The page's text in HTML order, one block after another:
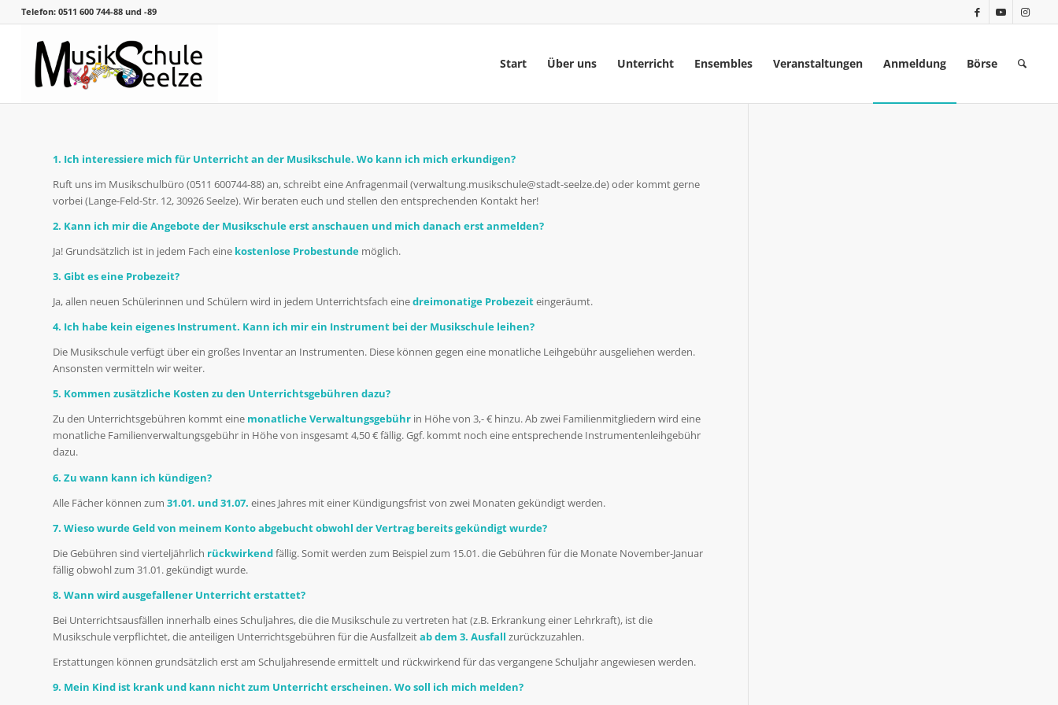
Telefon: 0511 600 744-88 und -89
Start Über uns Unterricht Ensembles Veranstaltungen Anmeldung Börse
1. Ich interessiere mich für Unterricht an der Musikschule. Wo kann ich mich erkundigen?
Ruft uns im Musikschulbüro (0511 600744-88) an, schreibt eine Anfragenmail (verwaltung.musikschule@stadt-seelze.de) oder kommt gerne
vorbei (Lange-Feld-Str. 12, 30926 Seelze). Wir beraten euch und stellen den entsprechenden Kontakt her!
2. Kann ich mir die Angebote der Musikschule erst anschauen und mich danach erst anmelden?
Ja! Grundsätzlich ist in jedem Fach eine kostenlose Probestunde möglich.
3. Gibt es eine Probezeit?
Ja, allen neuen Schülerinnen und Schülern wird in jedem Unterrichtsfach einedreimonatige Probezeiteingeräumt.
4. Ich habe kein eigenes Instrument. Kann ich mir ein Instrument bei der Musikschule leihen?
Die Musikschule verfügt über ein großes Inventar an Instrumenten. Diese können gegen eine monatliche Leihgebühr ausgeliehen werden.
Ansonsten vermitteln wir weiter.
5. Kommen zusätzliche Kosten zu den Unterrichtsgebühren dazu?
Zu den Unterrichtsgebühren kommt eine monatliche Verwaltungsgebühr in Höhe von 3,- € hinzu. Ab zwei Familienmitgliedern wird eine
monatliche Familienverwaltungsgebühr in Höhe von insgesamt 4,50 € fällig. Ggf. kommt noch eine entsprechende Instrumentenleihgebühr
dazu.
6. Zu wann kann ich kündigen?
Alle Fächer können zum 31.01. und 31.07. eines Jahres mit einer Kündigungsfrist von zwei Monaten gekündigt werden.
7. Wieso wurde Geld von meinem Konto abgebucht obwohl der Vertrag bereits gekündigt wurde?
Die Gebühren sind vierteljährlich rückwirkendfällig. Somit werden zum Beispiel zum 15.01. die Gebühren für die Monate November-Januar
fällig obwohl zum 31.01. gekündigt wurde.
8. Wann wird ausgefallener Unterricht erstattet?
Bei Unterrichtsausfällen innerhalb eines Schuljahres, die die Musikschule zu vertreten hat (z.B. Erkrankung einer Lehrkraft), ist die
Musikschule verpflichtet, die anteiligen Unterrichtsgebühren für die Ausfallzeitab dem 3. Ausfall zurückzuzahlen.
Erstattungen können grundsätzlich erst am Schuljahresende ermittelt und rückwirkend für das vergangene Schuljahr angewiesen werden.
9. Mein Kind ist krank und kann nicht zum Unterricht erscheinen. Wo soll ich mich melden?